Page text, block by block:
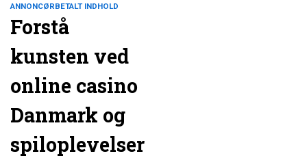
ANNONCØRBETALT INDHOLD
Forstå
kunsten ved
online casino
Danmark og
spiloplevelser